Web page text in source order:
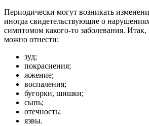
Периодически могут возникать
иногда свидетельствующие о
симптомом какого-то заболевания.
можно отнести:
зуд;
покраснения;
жжение;
воспаления;
бугорки, шишки;
сыпь;
отечность;
язвы.